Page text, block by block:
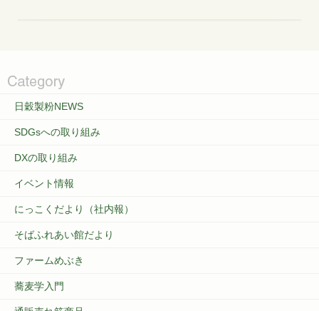
日穀製粉NEWS
SDGsへの取り組み
DXの取り組み
イベント情報
にっこくだより（社内報）
そばふれあい館だより
ファームめぶき
蕎麦学入門